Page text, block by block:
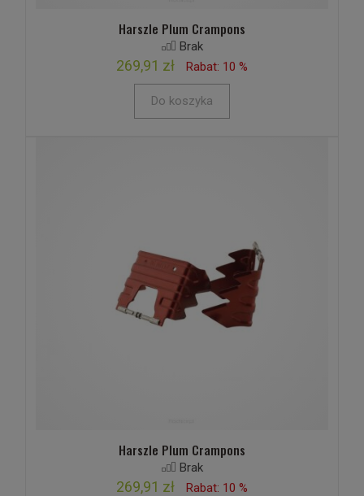
Harszle Plum Crampons
Brak
269,91 zł Rabat: 10 %
Do koszyka
Harszle Plum Crampons
Brak
269,91 zł Rabat: 10 %